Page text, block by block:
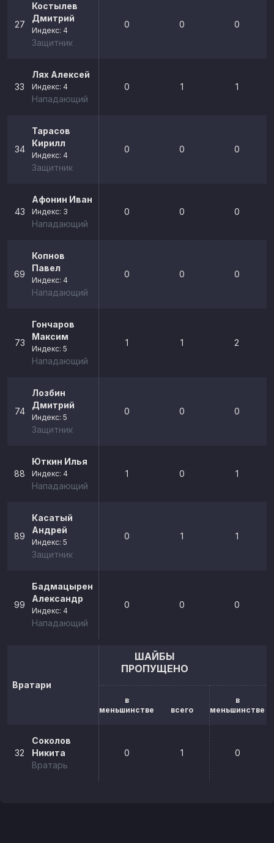
27
Костылев
Дмитрий
Индекс: 4
Защитник
0 0 0
33
Лях Алексей
Индекс: 4
Нападающий
0 1 1
34
Тарасов
Кирилл
Индекс: 4
Защитник
0 0 0
43
Афонин Иван
Индекс: 3
Нападающий
0 0 0
69
Копнов
Павел
Индекс: 4
Нападающий
0 0 0
73
Гончаров
Максим
Индекс: 5
Нападающий
1 1 2
74
Лозбин
Дмитрий
Индекс: 5
Защитник
0 0 0
88
Юткин Илья
Индекс: 4
Нападающий
1 0 1
89
Касатый
Андрей
Индекс: 5
Защитник
0 1 1
99
Бадмацыренов
Александр
Индекс: 4
Нападающий
0 0 0
Вратари
ШАЙБЫ
ПРОПУЩЕНО
в
меньшинстве
всего
в
меньшинстве
32
Соколов
Никита
Вратарь
0 1 0